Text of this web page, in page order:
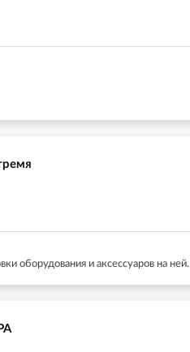
оборудования и аксессуаров на ней.